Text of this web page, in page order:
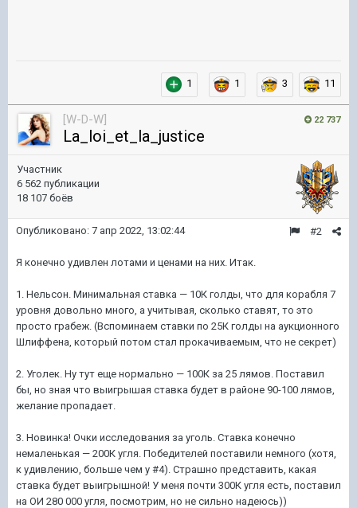
1 1 3 11
22 737
[W-D-W]
La_loi_et_la_justice
Участник
6 562 публикации
18 107 боёв
#2
Опубликовано: 7 апр 2022, 13:02:44
Я конечно удивлен лотами и ценами на них. Итак.
1. Нельсон. Минимальная ставка — 10К голды, что для корабля 7
уровня довольно много, а учитывая, сколько ставят, то это
просто грабеж. (Вспоминаем ставки по 25К голды на аукционного
Шлиффена, который потом стал прокачиваемым, что не секрет)
2. Уголек. Ну тут еще нормально — 100К за 25 лямов. Поставил
бы, но зная что выигрышая ставка будет в районе 90-100 лямов,
желание пропадает.
3. Новинка! Очки исследования за уголь. Ставка конечно
немаленькая — 200К угля. Победителей поставили немного (хотя,
к удивлению, больше чем у #4). Страшно представить, какая
ставка будет выигрышной! У меня почти 300К угля есть, поставил
на ОИ 280 000 угля, посмотрим, но не сильно надеюсь))